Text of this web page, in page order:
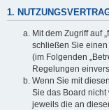
1.
Mit dem Zugriff auf
schließen Sie
(im Folgenden
Regelungen
Wenn Sie mit
Sie das Board nicht
jeweils die an